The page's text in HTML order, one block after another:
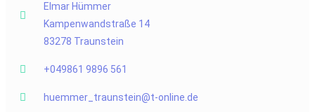
Elmar Hümmer
Kampenwandstraße 14
83278 Traunstein
+049861 9896 561
huemmer_traunstein@t-online.de